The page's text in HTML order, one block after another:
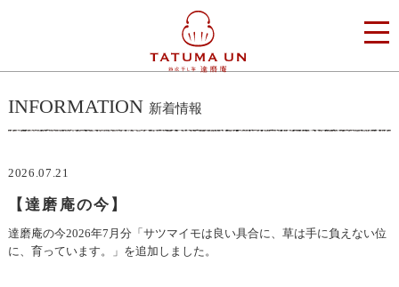
INFORMATION 新着情報
2026.07.21
【達磨庵の今】
達磨庵の今2026年7月分「サツマイモは良い具合に、草は手に負えない位
に、育っています。」を追加しました。